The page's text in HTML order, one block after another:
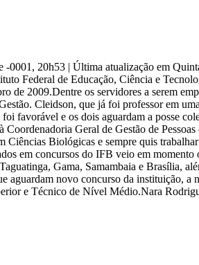
-0001, 20h53 | Última atualização em
Federal de Educação, Ciência e
de 2009.Dentre os servidores a serem
Cleidson, que já foi professor em
favorável e os dois aguardam a posse
Geral de Gestão de
Biológicas e sempre quis
em concursos do IFB veio em
Gama, Samambaia e Brasília,
novo concurso da instituição,
e Técnico de Nível Médio.Nara